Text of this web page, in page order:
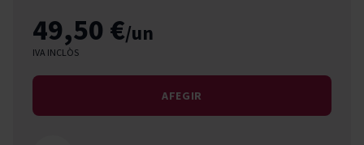
49,50 €/un
IVA INCLÒS
AFEGIR